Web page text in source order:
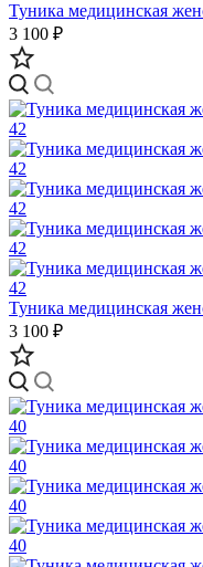
Туника медицинская
3 100 ₽
Туника медицинская
3 100 ₽